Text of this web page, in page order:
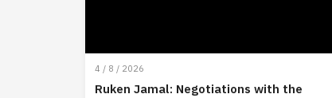
4 / 8 / 2026
Ruken Jamal: Negotiations with the